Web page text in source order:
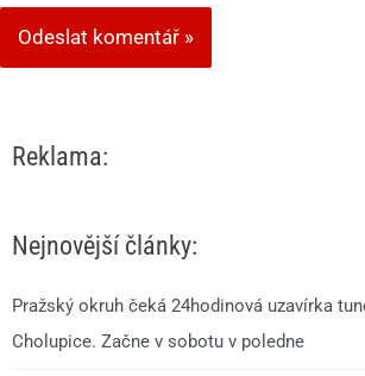
Reklama:
Nejnovější články:
Pražský okruh čeká 24hodinová uzavírka
Cholupice. Začne v sobotu v poledne